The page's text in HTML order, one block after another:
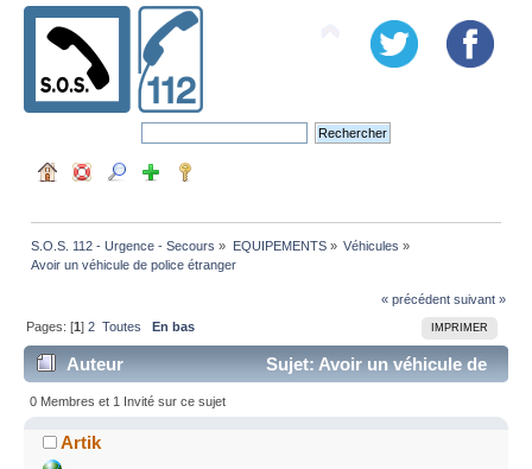
S.O.S. 112 - Urgence - Secours » EQUIPEMENTS» Véhicules »
Avoir un véhicule de police étranger
« précédent suivant »
IMPRIMER
Pages: [1]2 Toutes En bas
Auteur
Sujet: Avoir un véhicule de
police étranger (Lu 61572 fois)
0 Membres et 1 Invité sur ce sujet
Artik